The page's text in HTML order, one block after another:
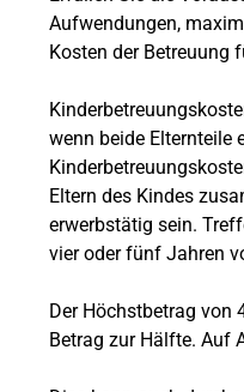
Aufwendungen,
Kosten der Betreuung
wenn beide Elternteile
Eltern des Kindes
erwerbstätig sein.
vier oder fünf Jahren
Der Höchstbetrag von
Betrag zur Hälfte. Auf